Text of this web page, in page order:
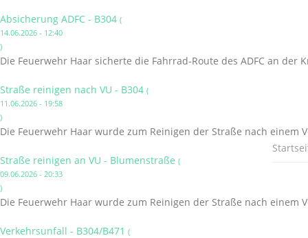
Absicherung ADFC - B304 (
14.06.2026 - 12:40
)
Die Feuerwehr Haar sicherte die Fahrrad-Route des ADFC an der
Straße reinigen nach VU - B304 (
11.06.2026 - 19:58
)
Die Feuerwehr Haar wurde zum Reinigen der Straße nach einem
Straße reinigen an VU - Blumenstraße (
09.06.2026 - 20:33
)
Die Feuerwehr Haar wurde zum Reinigen der Straße nach einem
Verkehrsunfall - B304/B471 (